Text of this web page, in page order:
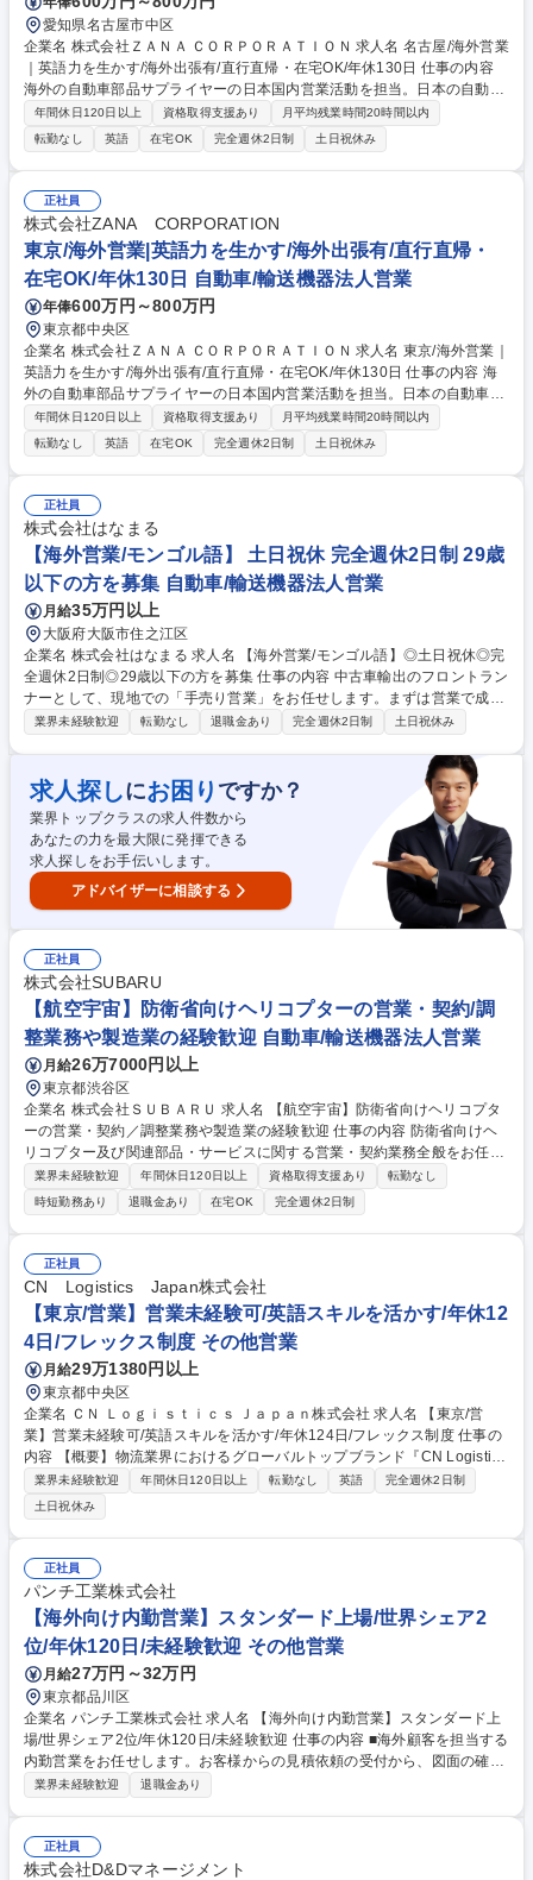
愛知県名古屋市中区
企業名 株式会社ＺＡＮＡ ＣＯＲＰＯＲＡＴＩＯＮ 求人名 名古屋/海外営業
｜英語力を生かす/海外出張有/直行直帰・在宅OK/年休130日 仕事の内容
海外の自動車部品サプライヤーの日本国内営業活動を担当。日本の自動車
産業に対し、製品を活用した改善策の提案から営業まで一貫して行い事業
拡大をサポート。提案の質がモノをいうコンサル要素のある営業です。
【具体的には】担当サプライヤーの技術や製品を理解し、国内顧客の課題
に合わせて提案。見積作成、納期調整、品質対応に加え、海外本国と英語
を使用した会議や、新規参入に向けた戦略立案も担います。 【働き方】基
本的には在宅・客先での勤務となり、個人での裁量は非常に大きいです。
週1回チームで、月1回全社で進捗の確認を行い計画から遅滞がないか確
認。裁量は大きいですが、個人任せにはしない働き方です。 募集職種 名
古屋/海外営業｜英語力を生かす/海外出張有/直行直帰・在宅OK/年休130日
年間休日120日以上 資格取得支援あり
月平均残業時間20時間以内
転勤なし
英語 在宅OK 完全週休2日制 土日祝休み
正社員
株式会社ZANA CORPORATION
東京/海外営業|英語力を生かす/海外出張有/直行直帰・
在宅OK/年休130日 自動車/輸送機器法人営業
年俸600万円～800万円
東京都中央区
企業名 株式会社ＺＡＮＡ ＣＯＲＰＯＲＡＴＩＯＮ 求人名 東京/海外営業｜
英語力を生かす/海外出張有/直行直帰・在宅OK/年休130日 仕事の内容 海
外の自動車部品サプライヤーの日本国内営業活動を担当。日本の自動車産
業に対し、製品を活用した改善策の提案から営業まで一貫して行い事業拡
大をサポート。提案の質がモノをいうコンサル要素のある営業です。 【具
体的には】担当サプライヤーの技術や製品を理解し、国内顧客の課題に合
わせて提案。見積作成、納期調整、品質対応に加え、海外本国と英語を使
用した会議や、新規参入に向けた戦略立案も担います。 【働き方】基本的
には在宅・客先での勤務となり、個人での裁量が非常に大きいです。週1
回チームで、月1回全社で進捗の確認を行い計画から遅滞がないか確認。
裁量は大きいですが、個人任せにはしない働き方です。 募集職種 東京/海
外営業｜英語力を生かす/海外出張有/直行直帰・在宅OK/年休130日
年間休日120日以上 資格取得支援あり
月平均残業時間20時間以内
転勤なし
英語 在宅OK 完全週休2日制 土日祝休み
正社員
株式会社はなまる
【海外営業/モンゴル語】 土日祝休 完全週休2日制 29歳
以下の方を募集 自動車/輸送機器法人営業
月給35万円以上
大阪府大阪市住之江区
企業名 株式会社はなまる 求人名 【海外営業/モンゴル語】◎土日祝休◎完
全週休2日制◎29歳以下の方を募集 仕事の内容 中古車輸出のフロントラン
ナーとして、現地での「手売り営業」をお任せします。まずは営業で成果
を出していただき、ゆくゆくはチームを統括し、販売戦略の企画・考案に
現地開拓営業：3週間単位の海外出張を通じ、現地ディーラー等への直接
アプローチ、関係構築、販売を行います。 【将来的にお任せする業務】 ■
販売戦略： 自社ECサイトの改修に合わせ、Webとリアルを融合させた販
売促進を企画・実行します。 募集職種 【海外営業/モンゴル語】◎土日祝
休◎完全週休2日制◎29歳以下の方を募集
業界未経験歓迎 転勤なし 退職金あり 完全週休2日制 土日祝休み
求人探しにお困り ですか？
業界トップクラスの求人件数から
あなたの力を最大限に発揮できる
求人探しをお手伝いします。
アドバイザーに相談する
正社員
株式会社SUBARU
【航空宇宙】防衛省向けヘリコプターの営業・契約/調
整業務や製造業の経験歓迎 自動車/輸送機器法人営業
月給26万7000円以上
東京都渋谷区
企業名 株式会社ＳＵＢＡＲＵ 求人名 【航空宇宙】防衛省向けヘリコプタ
ーの営業・契約／調整業務や製造業の経験歓迎 仕事の内容 防衛省向けヘ
リコプター及び関連部品・サービスに関する営業・契約業務全般をお任せ
します。防衛省や関係機関との折衝、見積作成、価格・契約条件の調整、
社内関係部署や国内外パートナー企業との連携を担います。 (1) 営業・顧
客対応：防衛省や関係機関との折衝、契約後のフォロー (2) 契約実務：見
積作成、価格調整、契約条件の検討・整理、契約交渉・締結 (3) 社内外調
整：設計、製造、品質、調達、法務等の部署や国内外パートナーとの連携
募集職種 【航空宇宙】防衛省向けヘリコプターの営業・契約／調整業務や
製造業の経験歓迎
業界未経験歓迎 年間休日120日以上 資格取得支援あり
転勤なし
時短勤務あり
退職金あり 在宅OK 完全週休2日制
正社員
CN Logistics Japan株式会社
【東京/営業】営業未経験可/英語スキルを活かす/年休12
4日/フレックス制度 その他営業
月給29万1380円以上
東京都中央区
企業名 ＣＮ Ｌｏｇｉｓｔｉｃｓ Ｊａｐａｎ株式会社 求人名 【東京/営
業】営業未経験可/英語スキルを活かす/年休124日/フレックス制度 仕事の
内容 【概要】物流業界におけるグローバルトップブランド『CN Logistics
グループ』の日本法人である当社において、営業のサポート業務から新規
開拓営業をお任せします。 【入社後お任せする業務】■輸送コスト作成 ■
見積作成 ■海外とのメール対応(英語) ■顧客対応 【将来的にお任せする業
務】新規開拓営業をお任せします。企業の物流部門や海外営業部門、購買
部門、貿易部門などに対し、世界各地にあるCN Logisticsの拠点や、パー
トナーのリソースを組み合わせた、最適なロジスティクスソリューション
を提案いただきます。【フォロー体制】セールスダイレクターのサポート
業務を通じ、営業業務を学んでいただきます。 募集職種 【東京/営業】営
業未経験可/英語スキルを活かす/年休124日/フレックス制度
業界未経験歓迎 年間休日120日以上 転勤なし 英語
完全週休2日制
土日祝休み
正社員
パンチ工業株式会社
【海外向け内勤営業】スタンダード上場/世界シェア2
位/年休120日/未経験歓迎 その他営業
月給27万円～32万円
東京都品川区
企業名 パンチ工業株式会社 求人名 【海外向け内勤営業】スタンダード上
場/世界シェア2位/年休120日/未経験歓迎 仕事の内容 ■海外顧客を担当する
内勤営業をお任せします。お客様からの見積依頼の受付から、図面の確
認、工場との調整、見積提示、受注・出荷手配までの一連の流れを担いま
せ・調整■運送会社との書類のやり取り・商談 ※英語は翻訳ツールを活用
しながら対応できるため、現時点で高い語学力は必要ありません。図面の
業界未経験歓迎 退職金あり
正社員
株式会社D&Dマネージメント